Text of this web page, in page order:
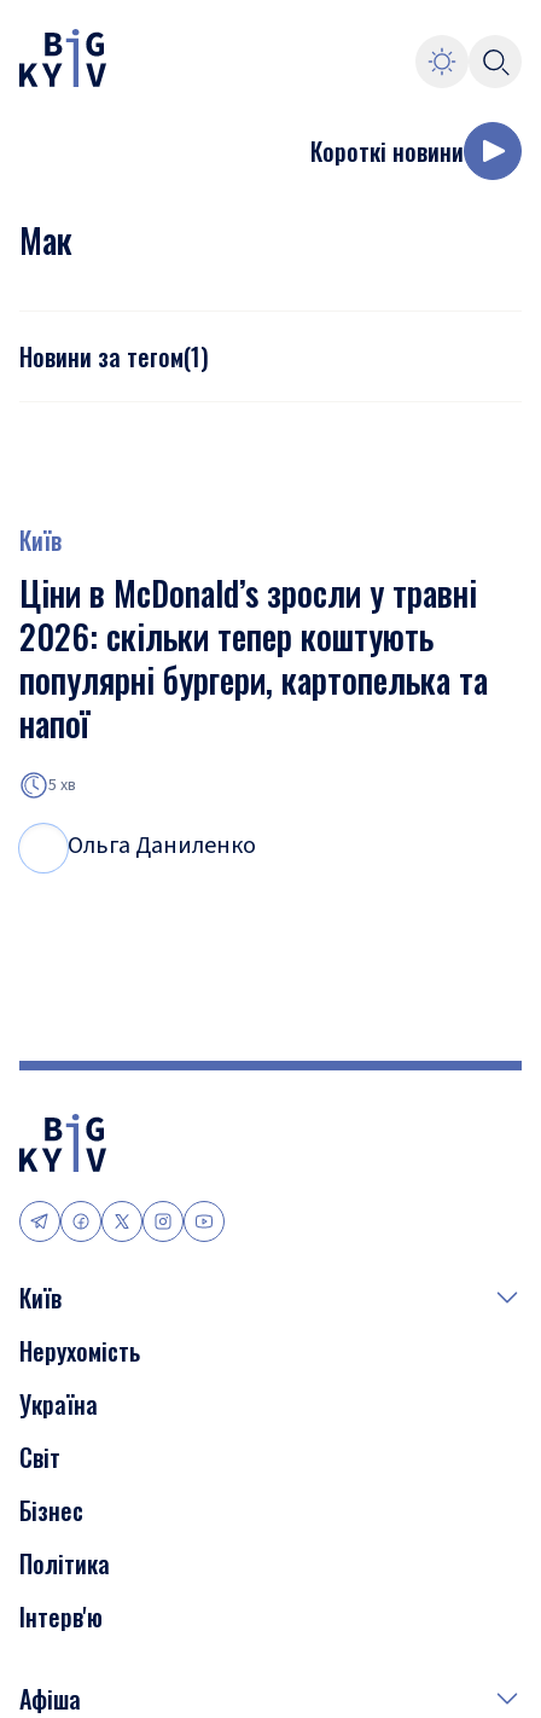
Короткі новини
Мак
Новини за тегом(1)
Київ
Ціни в McDonald’s зросли у травні
2026: скільки тепер коштують
популярні бургери, картопелька та
напої
5 хв
Ольга Даниленко
Київ
Події
Скандали
Нерухомість
Транспорт
Нерухомість
Україна
Світ
Бізнес
Політика
Інтерв'ю
Афіша